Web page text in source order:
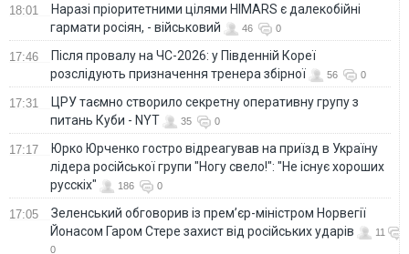
18:01
Наразі пріоритетними цілями HIMARS є далекобійні
гармати росіян, - військовий
46 0
17:46
Після провалу на ЧС-2026: у Південній Кореї
розслідують призначення тренера збірної
56 0
17:31
ЦРУ таємно створило секретну оперативну групу з
питань Куби - NYT
35 0
17:17
Юрко Юрченко гостро відреагував на приїзд в Україну
лідера російської групи "Ногу свело!": "Не існує хороших
русскіх"
186 0
17:05
Зеленський обговорив із прем’єр-міністром Норвегії
Йонасом Гаром Стере захист від російських ударів
11
0